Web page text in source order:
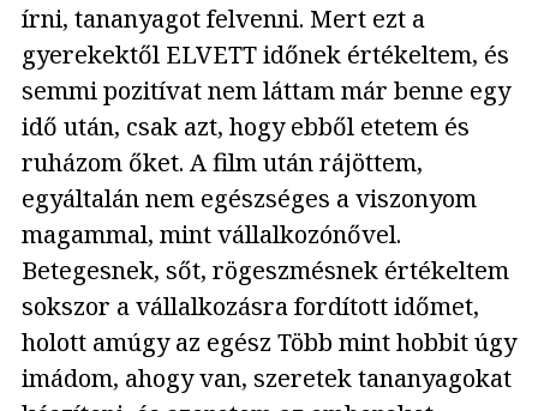
írni, tananyagot felvenni. Mert ezt a
gyerekektől ELVETT időnek értékeltem, és
semmi pozitívat nem láttam már benne egy
idő után, csak azt, hogy ebből etetem és
ruházom őket. A film után rájöttem,
egyáltalán nem egészséges a viszonyom
magammal, mint vállalkozónővel.
Betegesnek, sőt, rögeszmésnek értékeltem
sokszor a vállalkozásra fordított időmet,
holott amúgy az egész Több mint hobbit úgy
imádom, ahogy van, szeretek tananyagokat